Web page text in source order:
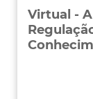
Virtual -